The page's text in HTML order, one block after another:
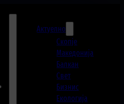
Актуелно
Скопје
Македонија
Балкан
Свет
Бизнис
Екологија